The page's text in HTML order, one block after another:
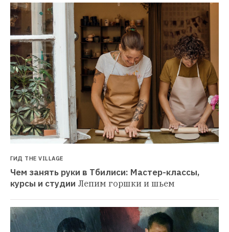
ГИД THE VILLAGE
Чем занять руки в Тбилиси: Мастер-классы,
курсы и студии Лепим горшки и шьем